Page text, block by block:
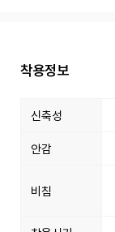
착용정보
신축성
안감
비침